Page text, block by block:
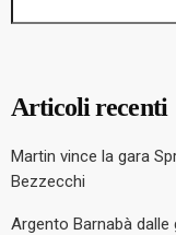
Articoli recenti
Martin vince la gara
Bezzecchi
Argento Barnabà